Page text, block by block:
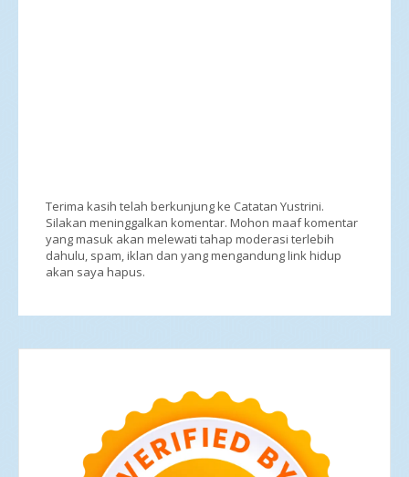
Terima kasih telah berkunjung ke Catatan Yustrini.
Silakan meninggalkan komentar. Mohon maaf komentar
yang masuk akan melewati tahap moderasi terlebih
dahulu, spam, iklan dan yang mengandung link hidup
akan saya hapus.